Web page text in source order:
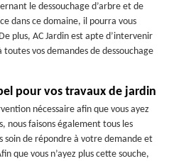
le dessouchage d’arbre et de
dans ce domaine, il pourra vous
plus, AC Jardin est apte d’intervenir
vos demandes de dessouchage
pour vos travaux de jardin
nécessaire afin que vous ayez
nous faisons également tous les
soin de répondre à votre demande et
que vous n’ayez plus cette souche,